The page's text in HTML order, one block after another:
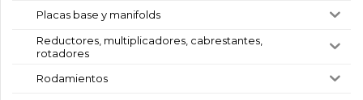
Placas base y manifolds
Reductores, multiplicadores, cabrestantes,
rotadores
Rodamientos